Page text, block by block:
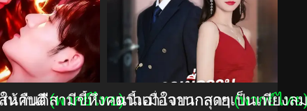
นาบดี(พากย์ไทย)
ห้คืนดีสามีขี้หึงคนนี้เอาใจยากสุดๆ(พากย์ไทย
ดาวเมื่อวานกลายเป็นเพียงล